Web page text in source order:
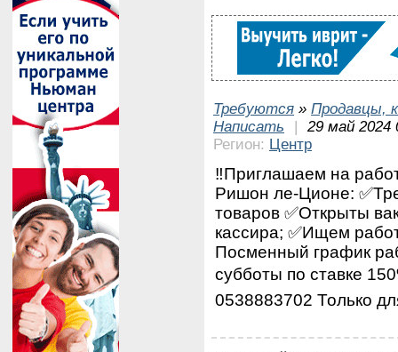
Требуются » Продавцы,
Написать
|
29 май 2024
Регион: Центр
‼️Приглашаем на
Ришон ле-Ционе:
товаров ✅Открыты
кассира; ✅Ищем
Посменный график
субботы по ставке
0538883702 Только